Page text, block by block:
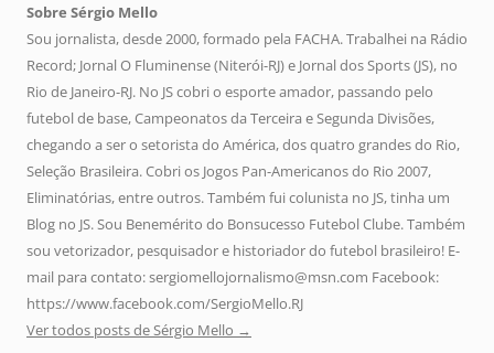
Sobre Sérgio Mello
Sou jornalista, desde 2000, formado pela FACHA. Trabalhei na Rádio
Record; Jornal O Fluminense (Niterói-RJ) e Jornal dos Sports (JS), no
Rio de Janeiro-RJ. No JS cobri o esporte amador, passando pelo
futebol de base, Campeonatos da Terceira e Segunda Divisões,
chegando a ser o setorista do América, dos quatro grandes do Rio,
Seleção Brasileira. Cobri os Jogos Pan-Americanos do Rio 2007,
Eliminatórias, entre outros. Também fui colunista no JS, tinha um
Blog no JS. Sou Benemérito do Bonsucesso Futebol Clube. Também
sou vetorizador, pesquisador e historiador do futebol brasileiro! E-
mail para contato: sergiomellojornalismo@msn.com Facebook:
https://www.facebook.com/SergioMello.RJ
Ver todos posts de Sérgio Mello →